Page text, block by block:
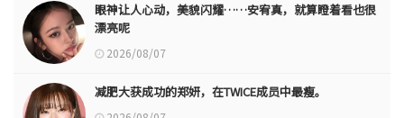
眼神让人心动，美貌闪耀……安宥真，就算瞪着看也很
漂亮呢
2026/08/07
减肥大获成功的郑妍，在TWICE成员中最瘦。